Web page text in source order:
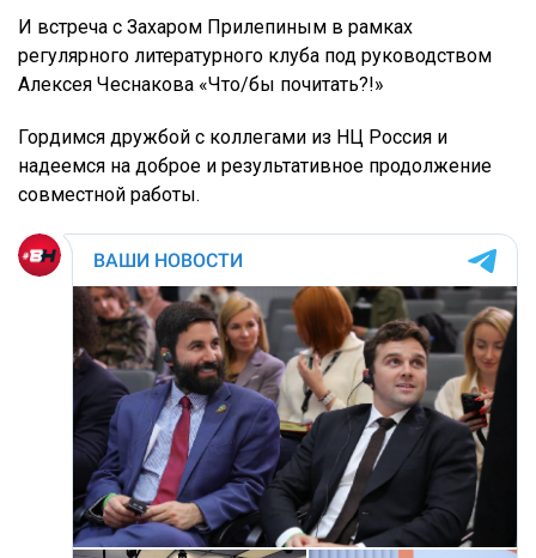
И встреча с Захаром Прилепиным в рамках
регулярного литературного клуба под руководством
Алексея Чеснакова «Что/бы почитать?!»
Гордимся дружбой с коллегами из НЦ Россия и
надеемся на доброе и результативное продолжение
совместной работы.